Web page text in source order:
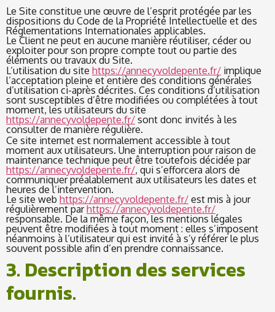
Le Site constitue une œuvre de l’esprit protégée par les
dispositions du Code de la Propriété Intellectuelle et des
Réglementations Internationales applicables.
Le Client ne peut en aucune manière réutiliser, céder ou
exploiter pour son propre compte tout ou partie des
éléments ou travaux du Site.
L’utilisation du site https://annecyvoldepente.fr/ implique
l’acceptation pleine et entière des conditions générales
d’utilisation ci-après décrites. Ces conditions d’utilisation
sont susceptibles d’être modifiées ou complétées à tout
moment, les utilisateurs du site
https://annecyvoldepente.fr/ sont donc invités à les
consulter de manière régulière.
Ce site internet est normalement accessible à tout
moment aux utilisateurs. Une interruption pour raison de
maintenance technique peut être toutefois décidée par
https://annecyvoldepente.fr/, qui s’efforcera alors de
communiquer préalablement aux utilisateurs les dates et
heures de l’intervention.
Le site web https://annecyvoldepente.fr/ est mis à jour
régulièrement parhttps://annecyvoldepente.fr/
responsable. De la même façon, les mentions légales
peuvent être modifiées à tout moment : elles s’imposent
néanmoins à l’utilisateur qui est invité à s’y référer le plus
souvent possible afin d’en prendre connaissance.
3. Description des services
fournis.